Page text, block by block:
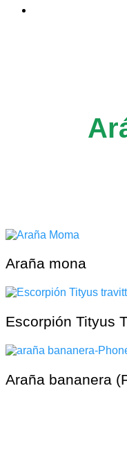
Araña mona
Escorpión Tityus
Araña bananera